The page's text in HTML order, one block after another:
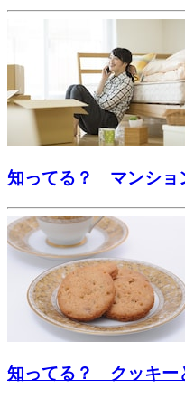
知ってる？ マンショ
知ってる？ クッキー